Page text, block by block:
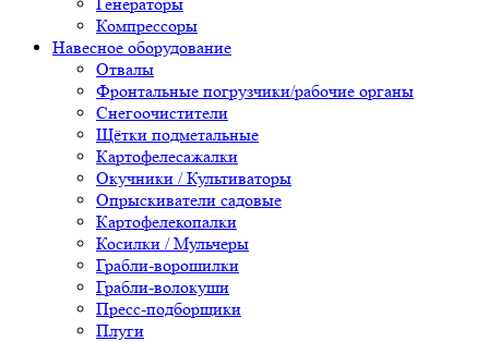
Компрессоры
Навесное оборудование
Отвалы
Фронтальные погрузчики/рабочие органы
Снегоочистители
Щётки подметальные
Картофелесажалки
Окучники / Культиваторы
Опрыскиватели садовые
Картофелекопалки
Косилки / Мульчеры
Грабли-ворошилки
Грабли-волокуши
Пресс-подборщики
Плуги